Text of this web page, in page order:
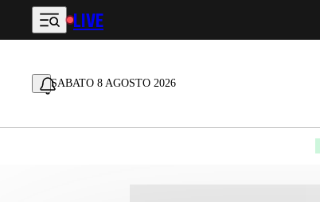
Vai al contenuto principale
LIVE
SABATO 8 AGOSTO 2026